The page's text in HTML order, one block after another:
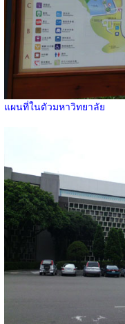
แผนที่ในตัวมหาวิทยาลัย